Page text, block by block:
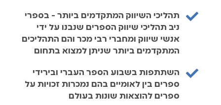
תהליכי השיווק המתקדמים ביותר - בספרי
ניב תהליכי שיווק הספרים שנבנו על ידי
אנשי שיווק ומחברי רבי מכר והם התהליכים
המתקדמים ביותר שניתן למצוא בתחום
השתתפות בשבוע הספר העברי ובירידי
ספרים בין לאומיים בהם נמכרות זכויות על
ספרים להוצאות שונות בעולם